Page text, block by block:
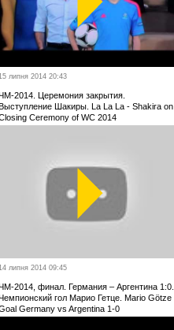
липня 2014 20:43
2014. Церемония закрытия.
Шакиры. La La La - Shakira on
Ceremony of WC 2014
липня 2014 09:45
2014, финал. Германия – Аргентина 1:0.
гол Марио Гетце. Mario Götze
Germany vs Argentina 1-0